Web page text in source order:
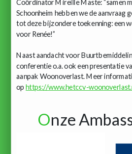
Coördinator Mireille Maste: “samen
Schoonheim hebben we de aanvraag
tot deze bijzondere toekenning: een
voor Renée!”
Naast aandacht voor
conferentie o.a. ook een presentatie
aanpak Woonoverlast. Meer
ophttps://www.hetccv-
Onze